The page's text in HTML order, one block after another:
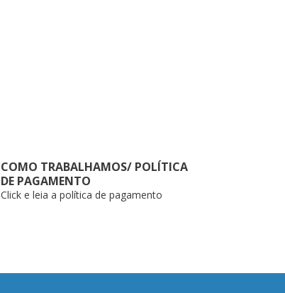
COMO TRABALHAMOS/ POLÍTICA
DE PAGAMENTO
Click e leia a política de pagamento